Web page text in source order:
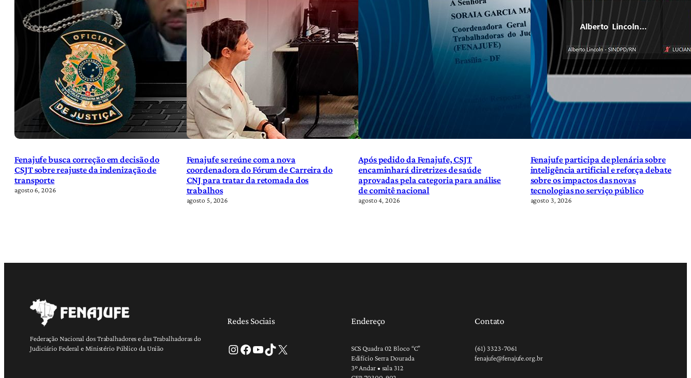
Fenajufe busca correção em decisão do
CSJT sobre reajuste da indenização de
transporte
agosto 6, 2026
Fenajufe se reúne com a nova
coordenadora do Fórum de Carreira do
CNJ para tratar da retomada dos
trabalhos
agosto 5, 2026
Após pedido da Fenajufe, CSJT
encaminhará diretrizes de saúde
aprovadas pela categoria para análise
de comitê nacional
agosto 4, 2026
Fenajufe participa de plenária sobre
inteligência artificial e reforça debate
sobre os impactos das novas
tecnologias no serviço público
agosto 3, 2026
Federação Nacional dos Trabalhadores e das Trabalhadoras do
Judiciário Federal e Ministério Público da União
Redes Sociais
Instagram Facebook Youtube TikTok X
Endereço
SCS Quadra 02 Bloco “C”
Edifício Serra Dourada
3º Andar • sala 312
Contato
(61) 3323-7061
fenajufe@fenajufe.org.br